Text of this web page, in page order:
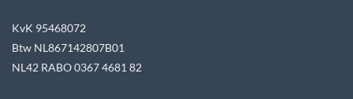
KvK 95468072
Btw NL867142807B01
NL42 RABO 0367 4681 82